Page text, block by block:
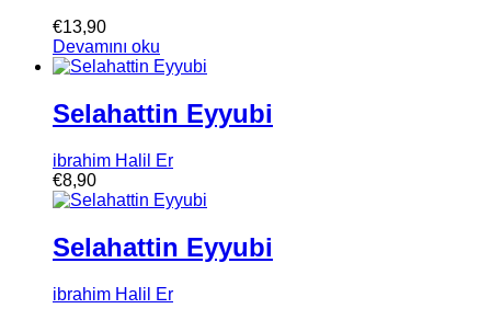
€13,90
Devamını oku
Selahattin Eyyubi
ibrahim Halil Er
€8,90
Selahattin Eyyubi
ibrahim Halil Er